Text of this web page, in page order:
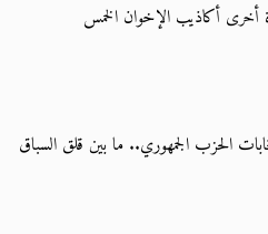
أكاذيب الإخوان الخمس
الحزب الجمهوري.. ما بين قلق السباق